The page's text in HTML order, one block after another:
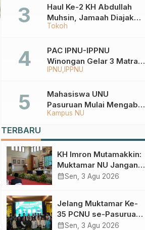
Ketentuannya?
Tokoh
Haul Ke-2 KH Abdullah
Muhsin, Jamaah Diajak
Meneladani
IPNU IPPNU
PAC IPNU-IPPNU
Winongan Gelar 3 Matra
di MA Ma’arif An-Nur
Kampus NU
Mahasiswa UNU
Pasuruan Mulai Mengabdi
di Wonokerto dan Oro-
TERBARU
KH Imron Mutamakkin:
Muktamar NU Jangan
Terjebak pada
calendar_monthSen, 3 Agu 2026
Jelang Muktamar Ke-
35 PCNU se-Pasuruan
Raya Rumuskan
calendar_monthSen, 3 Agu 2026